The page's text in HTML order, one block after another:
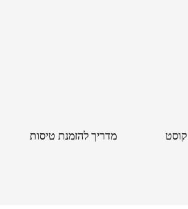
קוסט מדריך להזמנת טיסות